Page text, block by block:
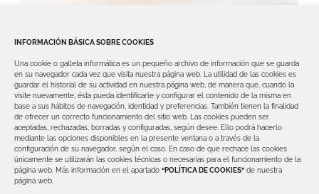
INFORMACIÓN BÁSICA SOBRE COOKIES
Una cookie o galleta informática es un pequeño archivo de información que se guarda
en su navegador cada vez que visita nuestra página web.
La utilidad de las cookies es
guardar el historial de su actividad en nuestra página web, de manera que, cuando la
visite nuevamente, ésta pueda identificarle y configurar el contenido de la misma en
base a sus hábitos de navegación, identidad y preferencias. También tienen la finalidad
de ofrecer un correcto funcionamiento del sitio web.
Las cookies pueden ser
aceptadas, rechazadas, borradas y configuradas, según desee. Ello podrá hacerlo
mediante las opciones disponibles en la presente ventana o a través de la
configuración de su navegador, según el caso. En caso de que rechace las cookies
únicamente se utilizarán las cookies técnicas o necesarias para el funcionamiento de la
página web. Más información en el apartado “POLÍTICA DE COOKIES” de nuestra
página web.
El engaño del carbón activo en el
Muchos aseguran que el carbón activo
es capaz de blanquear los dientes. En este